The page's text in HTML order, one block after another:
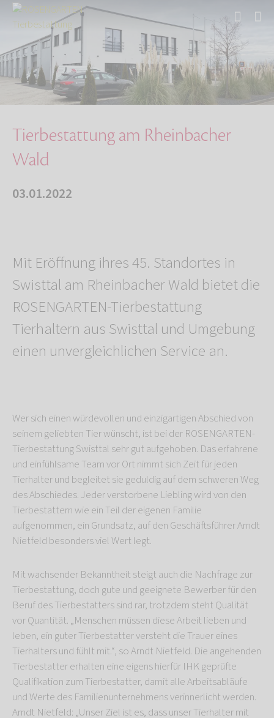
Start Über uns Aktuelles Tierbestattung am Rheinbacher Wald
Tierbestattung am Rheinbacher
Wald
03.01.2022
Mit Eröffnung ihres 45. Standortes in
Swisttal am Rheinbacher Wald bietet die
ROSENGARTEN-Tierbestattung
Tierhaltern aus Swisttal und Umgebung
einen unvergleichlichen Service an.
Wer sich einen würdevollen und einzigartigen Abschied von
seinem geliebten Tier wünscht, ist bei der ROSENGARTEN-
Tierbestattung Swisttal sehr gut aufgehoben. Das erfahrene
und einfühlsame Team vor Ort nimmt sich Zeit für jeden
Tierhalter und begleitet sie geduldig auf dem schweren Weg
des Abschiedes. Jeder verstorbene Liebling wird von den
Tierbestattern wie ein Teil der eigenen Familie
aufgenommen, ein Grundsatz, auf den Geschäftsführer Arndt
Nietfeld besonders viel Wert legt.
Mit wachsender Bekanntheit steigt auch die Nachfrage zur
Tierbestattung, doch gute und geeignete Bewerber für den
Beruf des Tierbestatters sind rar, trotzdem steht Qualität
vor Quantität. „Menschen müssen diese Arbeit lieben und
leben, ein guter Tierbestatter versteht die Trauer eines
Tierhalters und fühlt mit.“, so Arndt Nietfeld. Die angehenden
Tierbestatter erhalten eine eigens hierfür IHK geprüfte
Qualifikation zum Tierbestatter, damit alle Arbeitsabläufe
und Werte des Familienunternehmens verinnerlicht werden.
Arndt Nietfeld: „Unser Ziel ist es, dass unser Tierhalter mit